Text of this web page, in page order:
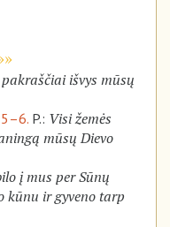
išvys mūsų
P.: Visi žemės
mūsų Dievo
į mus per Sūnų
kūnu ir gyveno tarp